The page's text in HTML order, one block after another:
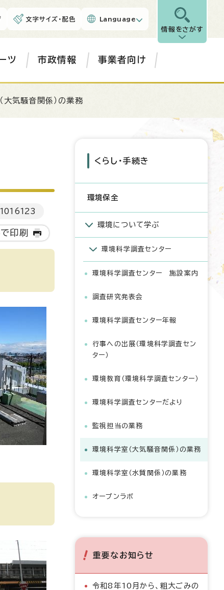
文字サイズ・配色 Language
情報をさがす
ツ 市政情報 事業者向け
大気騒音関係）の業務
1016123
印刷
くらし・手続き
環境保全
環境について学ぶ
環境科学調査センター
環境科学調査センター 施設案内
調査研究発表会
環境科学調査センター年報
行事への出展（環境科学調査セン
ター）
環境教育（環境科学調査センター）
環境科学調査センターだより
監視担当の業務
環境科学室（大気騒音関係）の業務
環境科学室（水質関係）の業務
オープンラボ
重要なお知らせ
令和8年10月から、粗大ごみの